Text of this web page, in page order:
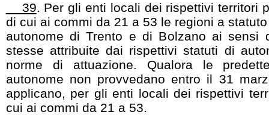
39. Per gli enti locali dei rispettivi territori
di cui ai commi da 21 a 53 le regioni a
autonome di Trento e di Bolzano ai sensi
stesse attribuite dai rispettivi statuti di
norme di attuazione. Qualora le
autonome non provvedano entro il 31
applicano, per gli enti locali dei rispettivi
cui ai commi da 21 a 53.